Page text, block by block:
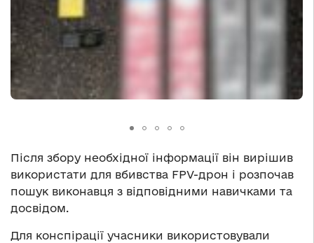
Після збору необхідної інформації він вирішив
використати для вбивства FPV-дрон і розпочав
пошук виконавця з відповідними навичками та
досвідом.
Для конспірації учасники використовували